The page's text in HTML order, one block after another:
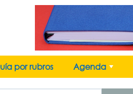
por rubros
+
Agenda